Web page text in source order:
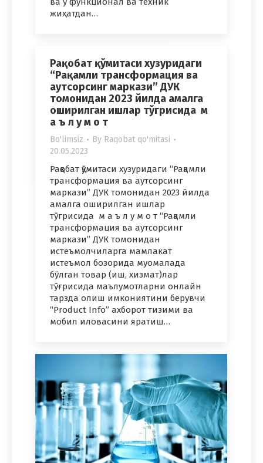
жиҳатдан…
Рақобат қўмитаси хузуридаги
“Рақамли трансформация ва
аутсорсинг маркази” ДУК
томонидан 2023 йилда амалга
оширилган ишлар тўгрисида м
а ъ л у м о т
Bo'limsiz By Raqobat qo'mitasi
20.05.2023
Рақобат қўмитаси хузуридаги “Рақамли
трансформация ва аутсорсинг
маркази” ДУК томонидан 2023 йилда
амалга оширилган ишлар
тўгрисида м а ъ л у м о т “Рақамли
трансформация ва аутсорсинг
маркази” ДУК томонидан
истеъмолчиларга мамлакат
истеъмол бозорида муомалада
бўлган товар (иш, хизмат)лар
тўғрисида маълумотларни онлайн
тарзда олиш имкониятини берувчи
“Product Info” ахборот тизими ва
мобил иловасини яратиш…